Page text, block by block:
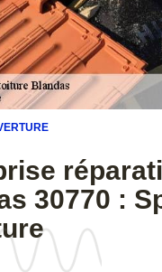
30770 :